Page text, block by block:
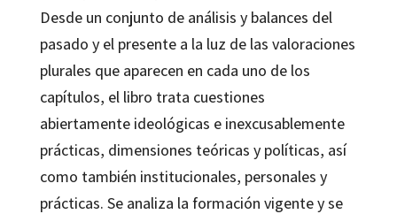
Desde un conjunto de análisis y balances del
pasado y el presente a la luz de las valoraciones
plurales que aparecen en cada uno de los
capítulos, el libro trata cuestiones
abiertamente ideológicas e inexcusablemente
prácticas, dimensiones teóricas y políticas, así
como también institucionales, personales y
prácticas. Se analiza la formación vigente y se